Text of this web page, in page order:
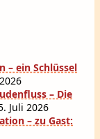
– ein Schlüssel
– Die
Juli 2026
– zu Gast: